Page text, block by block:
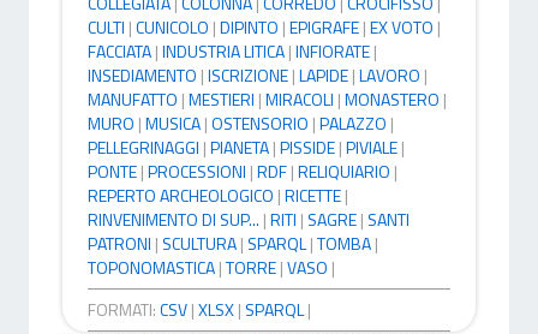
CULTI |CUNICOLO |DIPINTO |EPIGRAFE|EX VOTO |
FACCIATA|INDUSTRIA LITICA|INFIORATE|
INSEDIAMENTO |ISCRIZIONE|LAPIDE|LAVORO |
MANUFATTO |MESTIERI |MIRACOLI |MONASTERO |
MURO |MUSICA|OSTENSORIO |PALAZZO |
PELLEGRINAGGI |PIANETA|PISSIDE|PIVIALE|
PONTE|PROCESSIONI |RDF|RELIQUIARIO |
REPERTO ARCHEOLOGICO |RICETTE|
RINVENIMENTO DI SUP... |RITI | SAGRE| SANTI
PATRONI | SCULTURA| SPARQL|TOMBA|
TOPONOMASTICA|TORRE|VASO |
FORMATI:CSV|XLSX| SPARQL|